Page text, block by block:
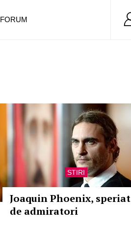
STIRI
Joaquin Phoenix, speriat
de admiratori
FORUM